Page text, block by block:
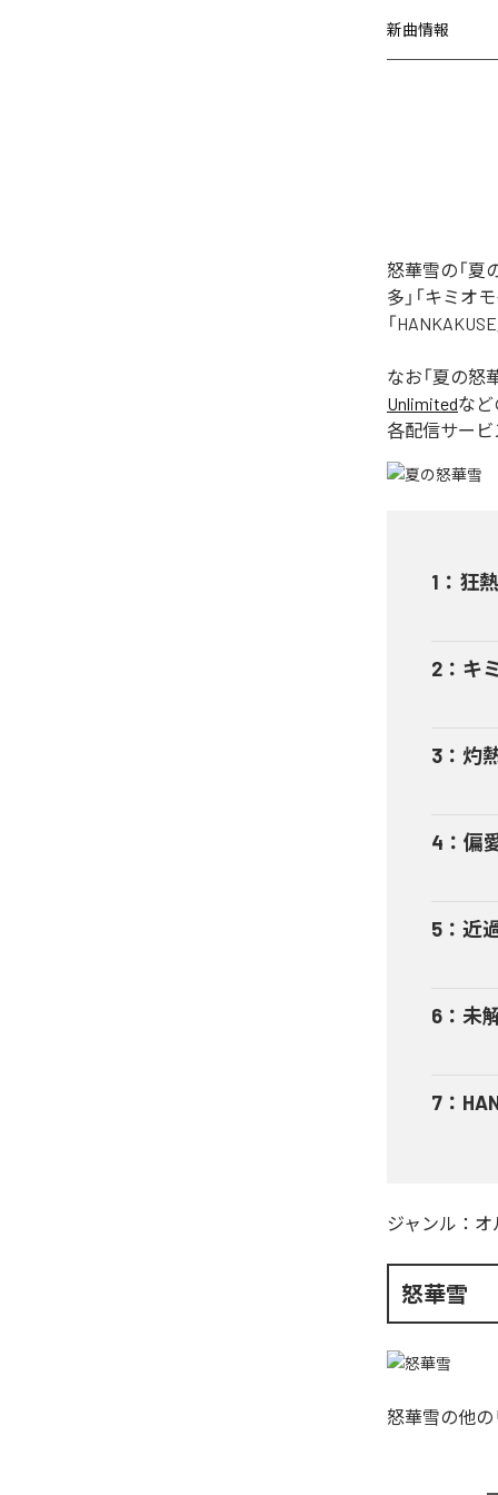
新曲情報
怒華雪の「夏
多」「キミオ
「
なお「夏の怒
Unlimitedな
各配信サービ
1 ： 狂
2 ： キ
3 ： 灼
4 ： 偏
5 ： 近
6 ： 未
7 ：
ジャンル： オ
怒華雪
怒華雪の他